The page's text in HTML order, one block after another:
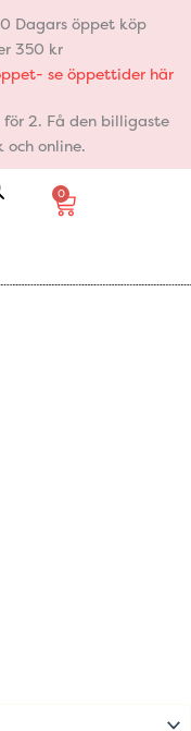
Dagars öppet köp
350 kr
se öppettider här
2. Få den billigaste
online.
0
Varukorg